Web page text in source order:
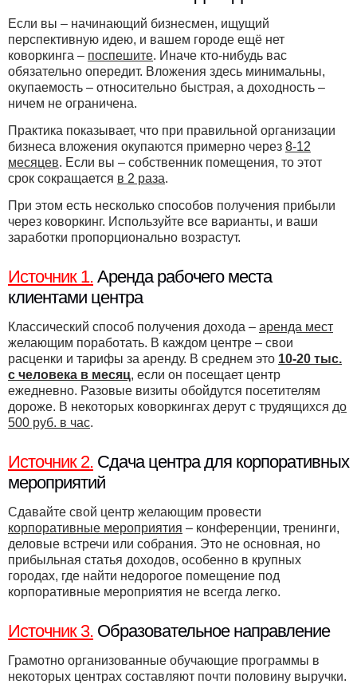
Если вы – начинающий бизнесмен, ищущий
перспективную идею, и вашем городе ещё нет
коворкинга – поспешите. Иначе кто-нибудь вас
обязательно опередит. Вложения здесь минимальны,
окупаемость – относительно быстрая, а доходность –
ничем не ограничена.
Практика показывает, что при правильной организации
бизнеса вложения окупаются примерно через 8-12
месяцев. Если вы – собственник помещения, то этот
срок сокращается в 2 раза.
При этом есть несколько способов получения прибыли
через коворкинг. Используйте все варианты, и ваши
заработки пропорционально возрастут.
Источник 1. Аренда рабочего места
клиентами центра
Классический способ получения дохода – аренда мест
желающим поработать. В каждом центре – свои
расценки и тарифы за аренду. В среднем это 10-20 тыс.
с человека в месяц, если он посещает центр
ежедневно. Разовые визиты обойдутся посетителям
дороже. В некоторых коворкингах дерут с трудящихся до
500 руб. в час.
Источник 2. Сдача центра для корпоративных
мероприятий
Сдавайте свой центр желающим провести
корпоративные мероприятия – конференции, тренинги,
деловые встречи или собрания. Это не основная, но
прибыльная статья доходов, особенно в крупных
городах, где найти недорогое помещение под
корпоративные мероприятия не всегда легко.
Источник 3. Образовательное направление
Грамотно организованные обучающие программы в
некоторых центрах составляют почти половину выручки.